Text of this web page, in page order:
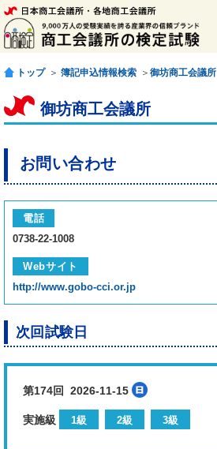
トップ ＞ 簿記申込情報検索 ＞ 御坊商工会議所
御坊商工会議所
お問い合わせ
電話
0738-22-1008
Webサイト
http://www.gobo-cci.or.jp
次回試験日
第174回 2026-11-15
実施級 1級 2級 3級